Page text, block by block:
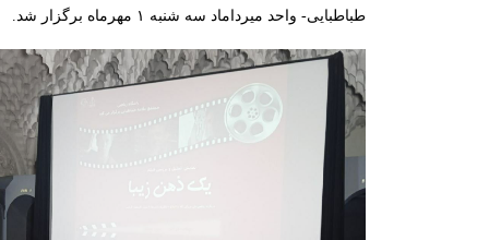
طباطبایی- واحد میرداماد سه شنبه ۱ مهرماه برگزار شد.